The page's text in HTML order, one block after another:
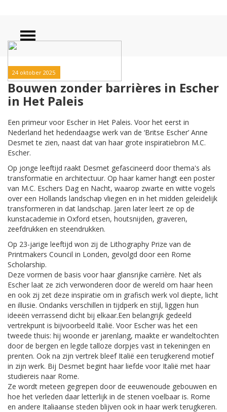
24 oktober 2025
Bouwen zonder barrières in Escher
in Het Paleis
Een primeur voor Escher in Het Paleis. Voor het eerst in
Nederland het hedendaagse werk van de ‘Britse Escher’ Anne
Desmet te zien, naast dat van haar grote inspiratiebron M.C.
Escher.
Op jonge leeftijd raakt Desmet gefascineerd door thema's als
transformatie en architectuur. Op haar kamer hangt een poster
van M.C. Eschers Dag en Nacht, waarop zwarte en witte vogels
over een Hollands landschap vliegen en in het midden geleidelijk
transformeren in dat landschap. Jaren later leert ze op de
kunstacademie in Oxford etsen, houtsnijden, graveren,
zeefdrukken en steendrukken.
Op 23-jarige leeftijd won zij de Lithography Prize van de
Printmakers Council in Londen, gevolgd door een Rome
Scholarship.
Deze vormen de basis voor haar glansrijke carrière. Net als
Escher laat ze zich verwonderen door de wereld om haar heen
en ook zij zet deze inspiratie om in grafisch werk vol diepte, licht
en illusie. Ondanks verschillen in tijdperk en stijl, liggen hun
ideeën verrassend dicht bij elkaar.Een belangrijk gedeeld
vertrekpunt is bijvoorbeeld Italië. Voor Escher was het een
tweede thuis: hij woonde er jarenlang, maakte er wandeltochten
door de bergen en legde talloze dorpjes vast in tekeningen en
prenten. Ook na zijn vertrek bleef Italië een terugkerend motief
in zijn werk. Bij Desmet begint haar liefde voor Italië met haar
studiereis naar Rome.
Ze wordt meteen gegrepen door de eeuwenoude gebouwen en
hoe het verleden daar letterlijk in de stenen voelbaar is. Rome
en andere Italiaanse steden blijven ook in haar werk terugkeren.